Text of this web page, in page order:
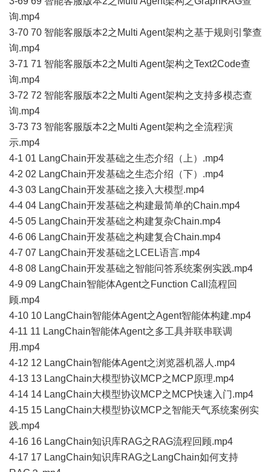
询.mp4
3-70 70 智能客服版本2之Multi Agent架构之基于规则引擎查
询.mp4
3-71 71 智能客服版本2之Multi Agent架构之Text2Code查
询.mp4
3-72 72 智能客服版本2之Multi Agent架构之支持多模态查
询.mp4
3-73 73 智能客服版本2之Multi Agent架构之全流程演
示.mp4
4-1 01 LangChain开发基础之生态介绍（上）.mp4
4-2 02 LangChain开发基础之生态介绍（下）.mp4
4-3 03 LangChain开发基础之接入大模型.mp4
4-4 04 LangChain开发基础之构建最简单的Chain.mp4
4-5 05 LangChain开发基础之构建复杂Chain.mp4
4-6 06 LangChain开发基础之构建复合Chain.mp4
4-7 07 LangChain开发基础之LCEL语言.mp4
4-8 08 LangChain开发基础之智能问答系统案例实践.mp4
4-9 09 LangChain智能体Agent之Function Call流程回
顾.mp4
4-10 10 LangChain智能体Agent之Agent智能体构建.mp4
4-11 11 LangChain智能体Agent之多工具并联串联调
用.mp4
4-12 12 LangChain智能体Agent之浏览器机器人.mp4
4-13 13 LangChain大模型协议MCP之MCP原理.mp4
4-14 14 LangChain大模型协议MCP之MCP快速入门.mp4
4-15 15 LangChain大模型协议MCP之智能天气系统案例实
践.mp4
4-16 16 LangChain知识库RAG之RAG流程回顾.mp4
4-17 17 LangChain知识库RAG之LangChain如何支持